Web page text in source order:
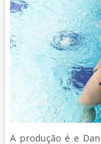
A produção é e